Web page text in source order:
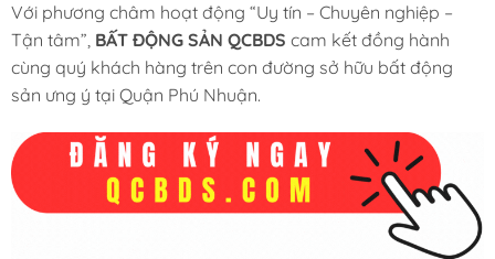
Với phương châm hoạt động “Uy tín – Chuyên nghiệp –
Tận tâm”, BẤT ĐỘNG SẢN QCBDS cam kết đồng hành
cùng quý khách hàng trên con đường sở hữu bất động
sản ưng ý tại Quận Phú Nhuận.